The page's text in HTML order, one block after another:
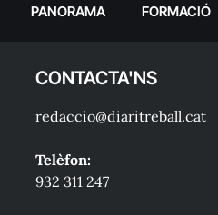
PANORAMA FORMACIÓ
CONTACTA'NS
redaccio@diaritreball.cat
Telèfon:
932 311 247